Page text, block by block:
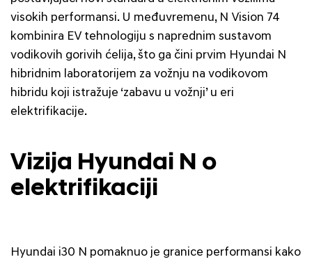
visokih performansi. U međuvremenu, N Vision 74
kombinira EV tehnologiju s naprednim sustavom
vodikovih gorivih ćelija, što ga čini prvim Hyundai N
hibridnim laboratorijem za vožnju na vodikovom
hibridu koji istražuje ‘zabavu u vožnji’ u eri
elektrifikacije.
Vizija Hyundai N o
elektrifikaciji
Hyundai i30 N pomaknuo je granice performansi kako